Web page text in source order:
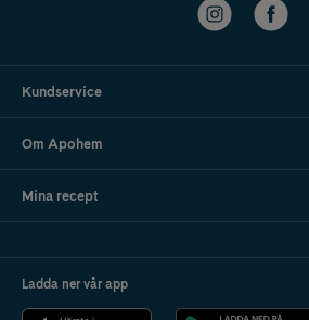
Kundservice
Om Apohem
Mina recept
Ladda ner vår app